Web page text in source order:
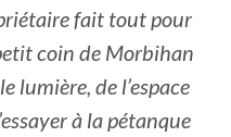
fait tout pour
coin de Morbihan
lumière, de l’espace
à la pétanque